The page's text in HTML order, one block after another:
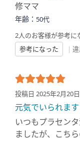
修ママ
年齢： 50代
2人のお客様が参考に
参考になった
|
投稿日 2025年2月20日
元気でいられます
いつもプラセン
ましたが、こち